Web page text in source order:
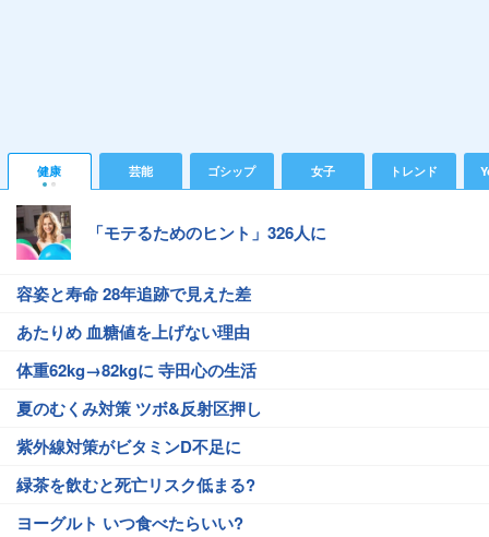
健康 芸能 ゴシップ 女子 トレンド
「モテるためのヒント」326人に
容姿と寿命 28年追跡で見えた差
あたりめ 血糖値を上げない理由
体重62kg→82kgに 寺田心の生活
夏のむくみ対策 ツボ&反射区押し
紫外線対策がビタミンD不足に
緑茶を飲むと死亡リスク低まる?
ヨーグルト いつ食べたらいい?